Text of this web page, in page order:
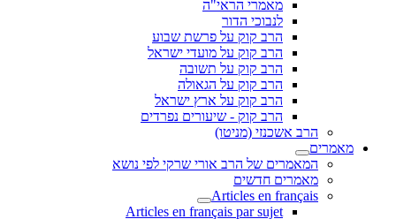
מאמרי הראי"ה
לנבוכי הדור
הרב קוק על פרשת שבוע
הרב קוק על מועדי ישראל
הרב קוק על תשובה
הרב קוק על הגאולה
הרב קוק על ארץ ישראל
הרב קוק - שיעורים נפרדים
הרב אשכנזי (מניטו)
מאמרים
המאמרים של הרב אורי שרקי לפי נושא
מאמרים חדשים
Articles en français
Articles en français par sujet